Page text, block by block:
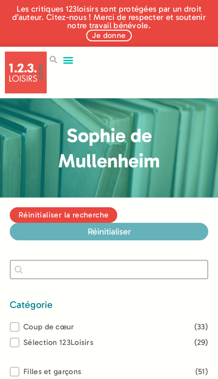
Les critiques 123loisirs sont protégées par un droit
d’auteur. Citez-nous ! Merci de respecter et soutenir
notre travail bénévole.
Je donne
Sophie de
Mullenheim
Réinitialiser la recherche
Réinitialiser
Recherche
Rechercher
Catégorie
Catégorie
Coup de cœur
(33)
Sélection 123Loisirs
(29)
Lectorat
Filles et garçons
(51)